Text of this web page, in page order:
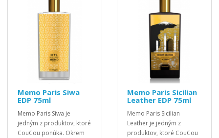
Memo Paris Siwa
EDP 75ml
Memo Paris Siwa je
jedným z produktov, ktoré
CouCou ponúka. Okrem
Memo Paris Sicilian
Leather EDP 75ml
Memo Paris Sicilian
Leather je jedným z
produktov, ktoré CouCou